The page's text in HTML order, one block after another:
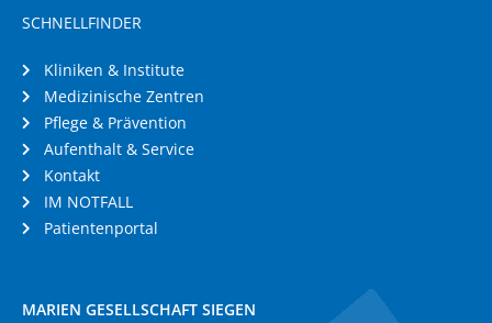
SCHNELLFINDER
Kliniken & Institute
Medizinische Zentren
Pflege & Prävention
Aufenthalt & Service
Kontakt
IM NOTFALL
Patientenportal
MARIEN GESELLSCHAFT SIEGEN